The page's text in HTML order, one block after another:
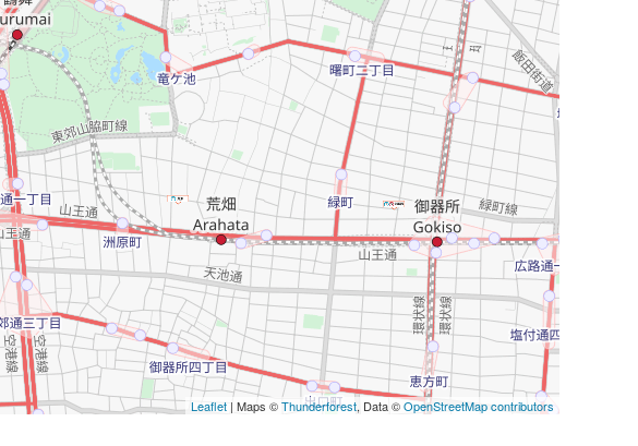
Leaflet | Maps ©Thunderforest, Data ©OpenStreetMap contributors